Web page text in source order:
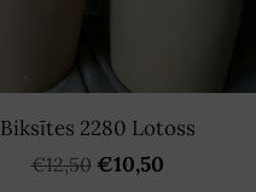
Biksītes 2280 Lotoss
€12,50 €10,50